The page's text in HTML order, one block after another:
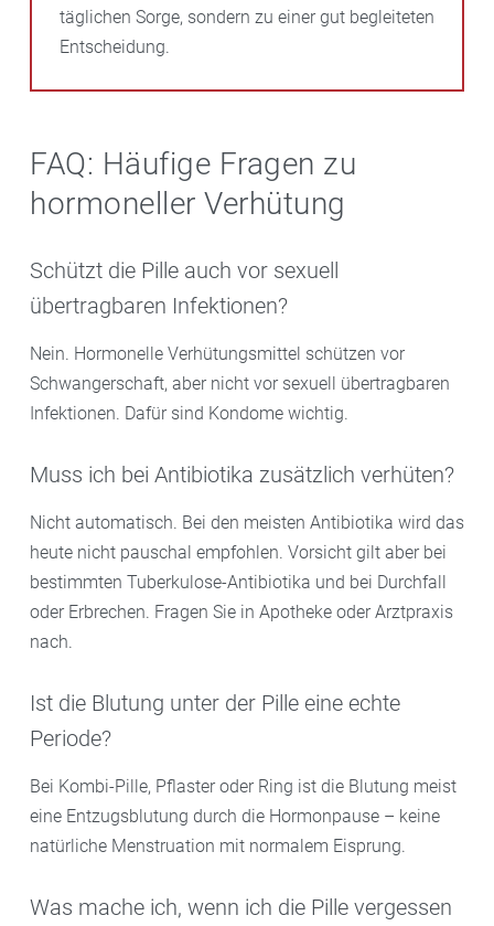
täglichen Sorge, sondern zu einer gut begleiteten
Entscheidung.
FAQ: Häufige Fragen zu
hormoneller Verhütung
Schützt die Pille auch vor sexuell
übertragbaren Infektionen?
Nein. Hormonelle Verhütungsmittel schützen vor
Schwangerschaft, aber nicht vor sexuell übertragbaren
Infektionen. Dafür sind Kondome wichtig.
Muss ich bei Antibiotika zusätzlich verhüten?
Nicht automatisch. Bei den meisten Antibiotika wird das
heute nicht pauschal empfohlen. Vorsicht gilt aber bei
bestimmten Tuberkulose-Antibiotika und bei Durchfall
oder Erbrechen. Fragen Sie in Apotheke oder Arztpraxis
nach.
Ist die Blutung unter der Pille eine echte
Periode?
Bei Kombi-Pille, Pflaster oder Ring ist die Blutung meist
eine Entzugsblutung durch die Hormonpause – keine
natürliche Menstruation mit normalem Eisprung.
Was mache ich, wenn ich die Pille vergessen